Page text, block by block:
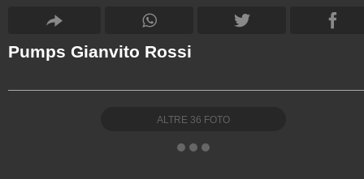
Pumps Gianvito Rossi
ALTRE 36 FOTO